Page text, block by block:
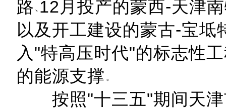
路 12月投产的蒙西-天津
以及开工建设的蒙古-宝坻
入"特高压时代"的标志性
的能源支撑
按照"十三五"期间天津